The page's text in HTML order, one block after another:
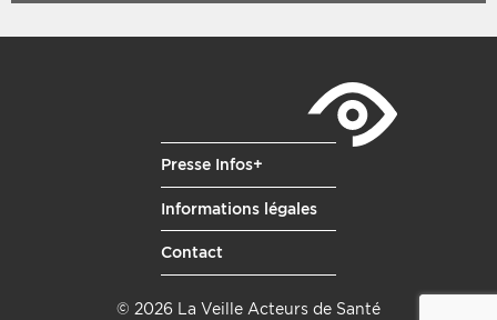
Presse Infos+
Informations légales
Contact
© 2026 La Veille Acteurs de Santé